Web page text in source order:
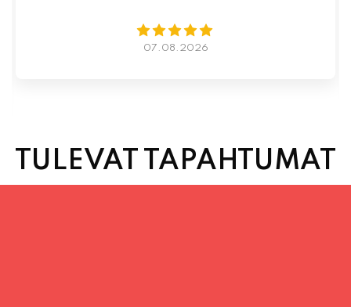
07.08.2026
TULEVAT TAPAHTUMAT